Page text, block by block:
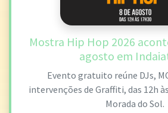
Mostra Hip Hop 2026
agosto em
Evento gratuito reúne DJs,
intervenções de Graffiti, das 12h
Morada do Sol.